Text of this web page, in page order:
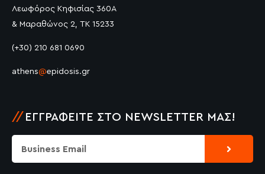
Λεωφόρος Κηφισίας 360Α
& Μαραθώνος 2, ΤΚ 15233
(+30) 210 681 0690
athens@epidosis.gr
// ΕΓΓΡΑΦΕΊΤΕ ΣΤΟ NEWSLETTER ΜΑΣ!
Submit